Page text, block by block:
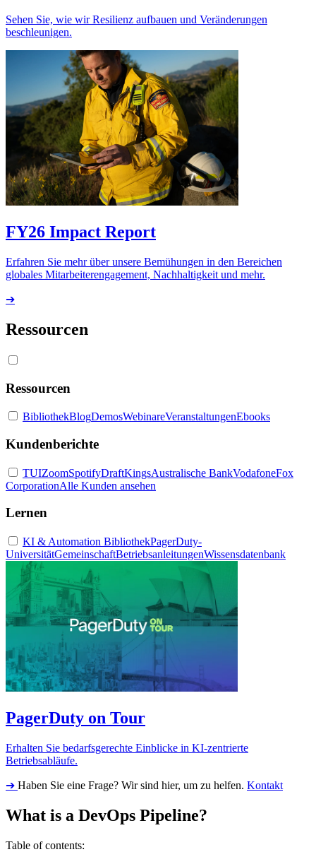
Sehen Sie, wie wir Resilienz aufbauen und Veränderungen
beschleunigen.
FY26 Impact Report
Erfahren Sie mehr über unsere Bemühungen in den Bereichen
globales Mitarbeiterengagement, Nachhaltigkeit und mehr.
➔
Ressourcen
Ressourcen
BibliothekBlogDemosWebinareVeranstaltungenEbooks
Kundenberichte
TUIZoomSpotifyDraftKingsAustralische BankVodafoneFox
CorporationAlle Kunden ansehen
Lernen
KI & Automation BibliothekPagerDuty-
UniversitätGemeinschaftBetriebsanleitungenWissensdatenbank
PagerDuty on Tour
Erhalten Sie bedarfsgerechte Einblicke in KI-zentrierte
Betriebsabläufe.
➔ Haben Sie eine Frage? Wir sind hier, um zu helfen. Kontakt
What is a DevOps Pipeline?
Table of contents: